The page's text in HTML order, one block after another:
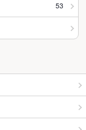
53